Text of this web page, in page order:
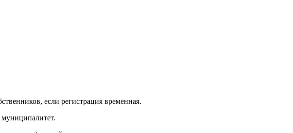
если регистрация временная.